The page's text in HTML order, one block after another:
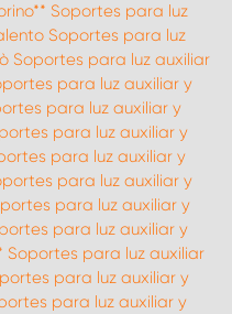
Soportes para luz
Soportes para luz
Soportes para luz auxiliar
para luz auxiliar y
para luz auxiliar y
para luz auxiliar y
para luz auxiliar y
para luz auxiliar y
para luz auxiliar y
para luz auxiliar y
Soportes para luz auxiliar
para luz auxiliar y
para luz auxiliar y